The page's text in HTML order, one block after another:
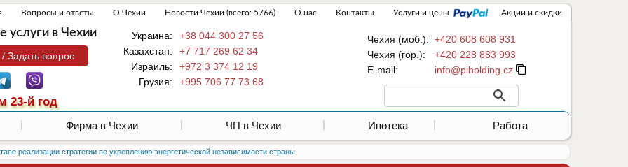
Вопросы и ответы О Чехии Новости Чехии (всего: 5766) О нас Контакты Услуги и цены Акции и скидки
Задать вопрос
23-й год
услуги в Чехии Чехия (моб.): +420 608 608 931
Чехия (гор.):
+420 228 883 993
Е-mail:
Украина:
+38 044 300 27 56
Казахстан:
+7 717 269 62 34
Израиль:
+972 3 374 12 19
Грузия:
+995 706 77 73 68
Фирма в Чехии ЧП в Чехии Ипотека Работа
реализации стратегии по укреплению энергетической независимости страны